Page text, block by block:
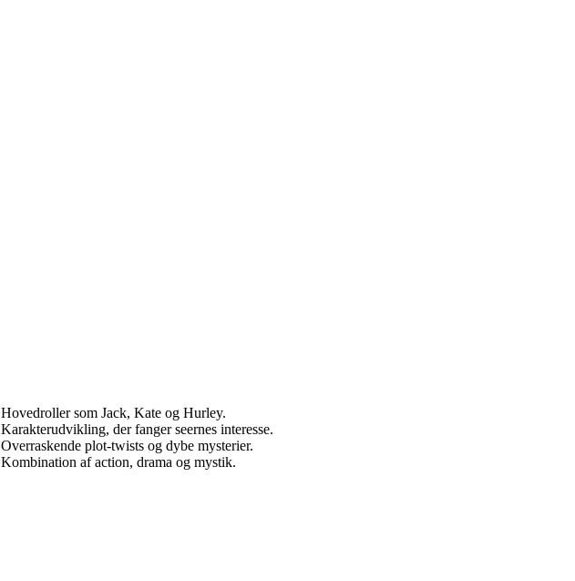
Hovedroller som Jack, Kate og Hurley.
Karakterudvikling, der fanger seernes interesse.
Overraskende plot-twists og dybe mysterier.
Kombination af action, drama og mystik.